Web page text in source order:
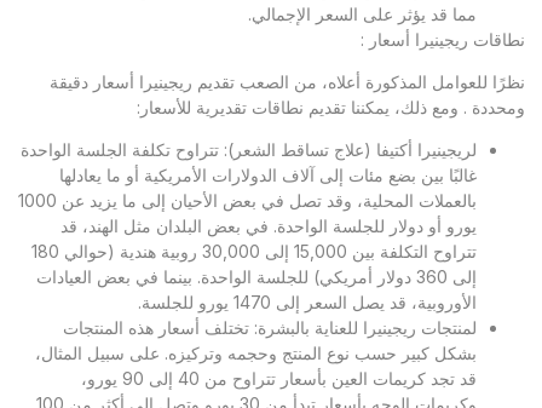
مما قد يؤثر على السعر الإجمالي.
نطاقات ريجينيرا أسعار :
نظرًا للعوامل المذكورة أعلاه، من الصعب تقديم ريجينيرا أسعار دقيقة
ومحددة . ومع ذلك، يمكننا تقديم نطاقات تقديرية للأسعار:
لريجينيرا أكتيفا (علاج تساقط الشعر): تتراوح تكلفة الجلسة الواحدة
غالبًا بين بضع مئات إلى آلاف الدولارات الأمريكية أو ما يعادلها
بالعملات المحلية، وقد تصل في بعض الأحيان إلى ما يزيد عن 1000
يورو أو دولار للجلسة الواحدة. في بعض البلدان مثل الهند، قد
تتراوح التكلفة بين 15,000 إلى 30,000 روبية هندية (حوالي 180
إلى 360 دولار أمريكي) للجلسة الواحدة. بينما في بعض العيادات
الأوروبية، قد يصل السعر إلى 1470 يورو للجلسة.
لمنتجات ريجينيرا للعناية بالبشرة: تختلف أسعار هذه المنتجات
بشكل كبير حسب نوع المنتج وحجمه وتركيزه. على سبيل المثال،
قد تجد كريمات العين بأسعار تتراوح من 40 إلى 90 يورو،